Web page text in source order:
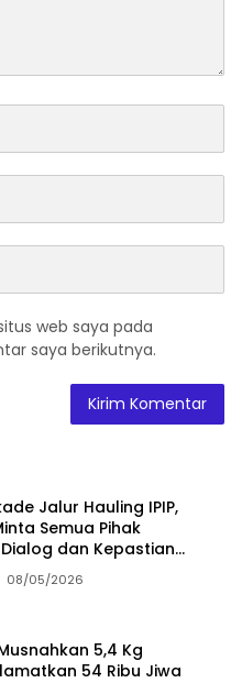
web saya pada
saya berikutnya.
Jalur Hauling IPIP,
Semua Pihak
dan Kepastian
08/05/2026
5,4 Kg
54 Ribu Jiwa